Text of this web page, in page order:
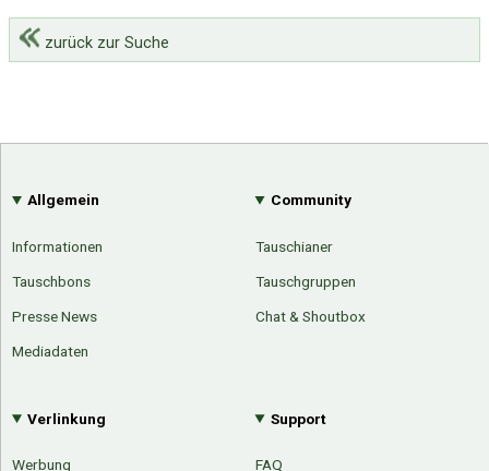
zurück zur Suche
Allgemein
Informationen
Tauschbons
Presse News
Mediadaten
Community
Tauschianer
Tauschgruppen
Chat & Shoutbox
Verlinkung
Werbung
Support
FAQ